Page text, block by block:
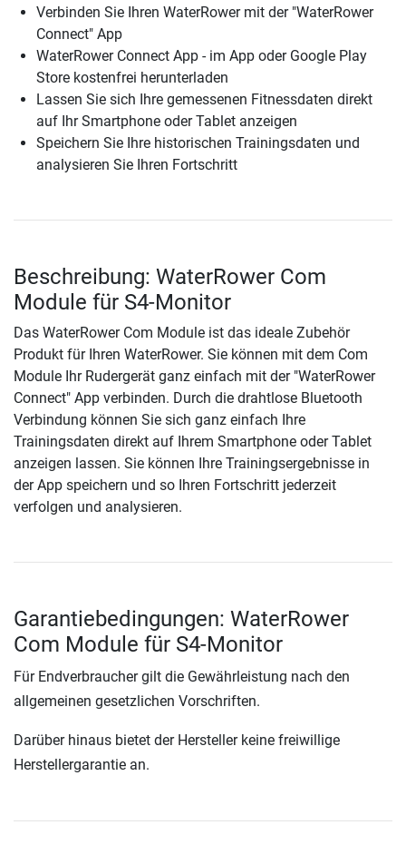
Verbinden Sie Ihren WaterRower mit der "WaterRower
Connect" App
WaterRower Connect App - im App oder Google Play
Store kostenfrei herunterladen
Lassen Sie sich Ihre gemessenen Fitnessdaten direkt
auf Ihr Smartphone oder Tablet anzeigen
Speichern Sie Ihre historischen Trainingsdaten und
analysieren Sie Ihren Fortschritt
Beschreibung: WaterRower Com
Module für S4-Monitor
Das WaterRower Com Module ist das ideale Zubehör
Produkt für Ihren WaterRower. Sie können mit dem Com
Module Ihr Rudergerät ganz einfach mit der "WaterRower
Connect" App verbinden. Durch die drahtlose Bluetooth
Verbindung können Sie sich ganz einfach Ihre
Trainingsdaten direkt auf Ihrem Smartphone oder Tablet
anzeigen lassen. Sie können Ihre Trainingsergebnisse in
der App speichern und so Ihren Fortschritt jederzeit
verfolgen und analysieren.
Garantiebedingungen: WaterRower
Com Module für S4-Monitor
Für Endverbraucher gilt die Gewährleistung nach den
allgemeinen gesetzlichen Vorschriften.
Darüber hinaus bietet der Hersteller keine freiwillige
Herstellergarantie an.